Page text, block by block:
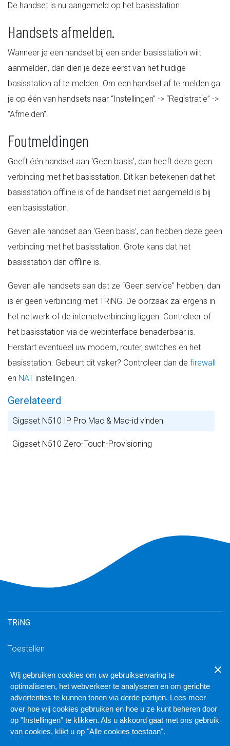
De handset is nu aangemeld op het basisstation.
Handsets afmelden.
Wanneer je een handset bij een ander basisstation wilt
aanmelden, dan dien je deze eerst van het huidige
basisstation af te melden. Om een handset af te melden ga
je op één van handsets naar “Instellingen” -> “Registratie” ->
“Afmelden”.
Foutmeldingen
Geeft één handset aan ‘Geen basis’, dan heeft deze geen
verbinding met het basisstation. Dit kan betekenen dat het
basisstation offline is of de handset niet aangemeld is bij
een basisstation.
Geven alle handset aan ‘Geen basis’, dan hebben deze geen
verbinding met het basisstation. Grote kans dat het
basisstation dan offline is.
Geven alle handsets aan dat ze “Geen service” hebben, dan
is er geen verbinding met TRiNG. De oorzaak zal ergens in
het netwerk of de internetverbinding liggen. Controleer of
het basisstation via de webinterface benaderbaar is.
Herstart eventueel uw modem, router, switches en het
basisstation. Gebeurt dit vaker? Controleer dan de firewall
en NAT instellingen.
Gerelateerd
Gigaset N510 IP Pro Mac & Mac-id vinden
Gigaset N510 Zero-Touch-Provisioning
TRiNG
Toestellen
Downloads
TRiNG geschikte VoIP-toestellen
Inloggen cluster
Wij gebruiken cookies om uw gebruikservaring te
optimaliseren, het webverkeer te analyseren en om gerichte
advertenties te kunnen tonen via derde partijen. Lees meer
over hoe wij cookies gebruiken en hoe u ze kunt beheren door
op "Instellingen" te klikken. Als u akkoord gaat met ons gebruik
van cookies, klikt u op "Alle cookies toestaan".